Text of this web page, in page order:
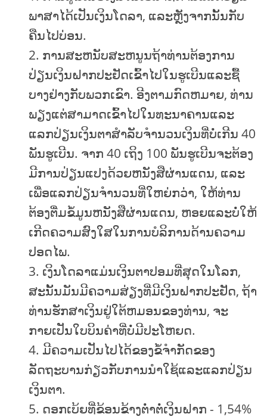
ພາສາໄດ້ເປັນເງິນໂດລາ, ແລະຫຼັງຈາກນັ້ນກັບ
ຄືນໄປບ່ອນ.
ການສະຫນັບສະຫນູນຖ້າທ່ານຕ້ອງການ
ປ່ຽນເງິນຝາກປະຢັດເຂົ້າໄປໃນຮູເບີນແລະຊື້
ບາງຢ່າງກັບພວກເຂົາ. ອີງຕາມກົດຫມາຍ, ທ່ານ
ພຽງແຕ່ສາມາດເຂົ້າໄປໃນທະນາຄານແລະ
ແລກປ່ຽນເງິນຕາສໍາລັບຈໍານວນເງິນທີ່ບໍ່ເກີນ 40
ພັນຮູເບີນ. ຈາກ 40 ເຖິງ 100 ພັນຮູເບີນຈະຕ້ອງ
ມີການປ່ຽນແປງດ້ວຍຫນັງສືຜ່ານແດນ, ແລະ
ເພື່ອແລກປ່ຽນຈໍານວນທີ່ໃຫຍ່ກວ່າ, ໃຫ້ທ່ານ
ຕ້ອງຕື່ມຂໍ້ມູນຫນັງສືຜ່ານແດນ, ຫອຍແລະບໍ່ໃຫ້
ເກີດຄວາມສົງໃສໃນການບໍລິການດ້ານຄວາມ
ປອດໄພ.
ເງິນໂດລາແມ່ນເງິນຕາປອມທີ່ສຸດໃນໂລກ,
ສະນັ້ນມັນມີຄວາມສ່ຽງທີ່ມີເງິນຝາກປະຢັດ, ຖ້າ
ທ່ານຮັກສາເງິນຢູ່ໃຕ້ຫມອນຂອງທ່ານ, ຈະ
ກາຍເປັນໃບບິນຄ່າທີ່ບໍ່ມີປະໂຫຍດ.
ມີຄວາມເປັນໄປໄດ້ຂອງຂໍ້ຈໍາກັດຂອງ
ລັດຖະບານກ່ຽວກັບການນໍາໃຊ້ແລະແລກປ່ຽນ
ເງິນຕາ.
ດອກເບ້ຍທີ່ຂ້ອນຂ້າງຕໍ່າຕໍ່ເງິນຝາກ - 1,54%